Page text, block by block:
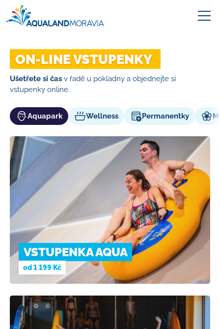
ON‑LINE VSTUPENKY
Ušetřete si čas v řadě u pokladny a objednejte si
vstupenky online.
Aquapark Wellness Permanentky
VSTUPENKA AQUA
od1 199 Kč